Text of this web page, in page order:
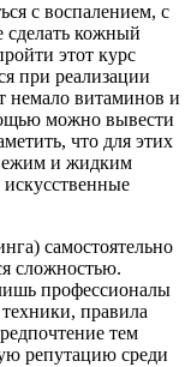
с воспалением, с
кожный
этот курс
при реализации
немало витаминов и
можно вывести
что для этих
и жидким
искусственные
самостоятельно
сложностью.
профессионалы
правила
тем
репутацию среди